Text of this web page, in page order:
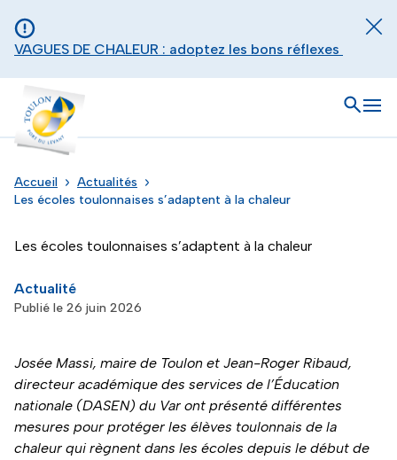
VAGUES DE CHALEUR : adoptez les bons réflexes
Toulon - Port du levant, retour à l'accueil
Ouvrir
Accueil
Actualités
Les écoles toulonnaises s’adaptent à la chaleur
Les écoles toulonnaises s’adaptent à la chaleur
Actualité
Publié le 26 juin 2026
Josée Massi, maire de Toulon et Jean-Roger Ribaud,
directeur académique des services de l’Éducation
nationale (DASEN) du Var ont présenté différentes
mesures pour protéger les élèves toulonnais de la
chaleur qui règnent dans les écoles depuis le début de